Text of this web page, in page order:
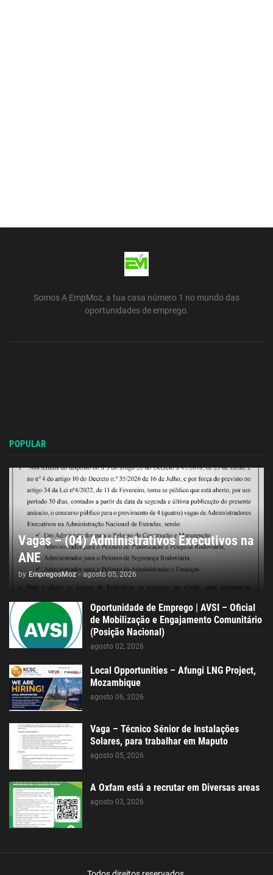
Somos A EmpMoz, a tua casa número 1 no mundo das
oportunidades de emprego.
POPULAR
Vagas – (04) Administrativos Executivos na
ANE
by EmpregosMoz - agosto 05, 2026
Oportunidade de Emprego | AVSI – Oficial
de Mobilização e Engajamento Comunitário
(Posição Nacional)
agosto 02, 2026
Local Opportunities – Afungi LNG Project,
Mozambique
agosto 06, 2026
Vaga – Técnico Sénior de Instalações
Solares, para trabalhar em Maputo
agosto 05, 2026
A Oxfam está a recrutar em Diversas areas
agosto 03, 2026